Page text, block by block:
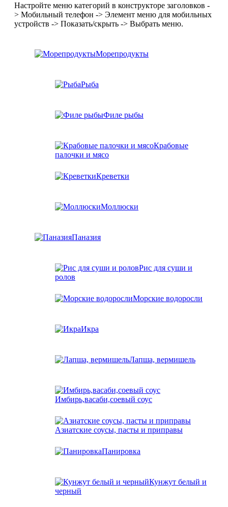
Настройте меню категорий в конструкторе заголовков -
> Мобильный телефон -> Элемент меню для мобильных
устройств -> Показать/скрыть -> Выбрать меню.
Морепродукты
Рыба
Филе рыбы
Крабовые
палочки и мясо
Креветки
Моллюски
Паназия
Рис для суши и
ролов
Морские водоросли
Икра
Лапша, вермишель
Имбирь,васаби,соевый соус
Азиатские соусы, пасты и приправы
Панировка
Кунжут белый и
черный